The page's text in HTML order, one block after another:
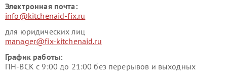
Электронная почта:
info@kitchenaid-fix.ru
для юридических лиц
manager@fix-kitchenaid.ru
График работы:
ПН-ВСК с 9:00 до 21:00 без перерывов и выходных